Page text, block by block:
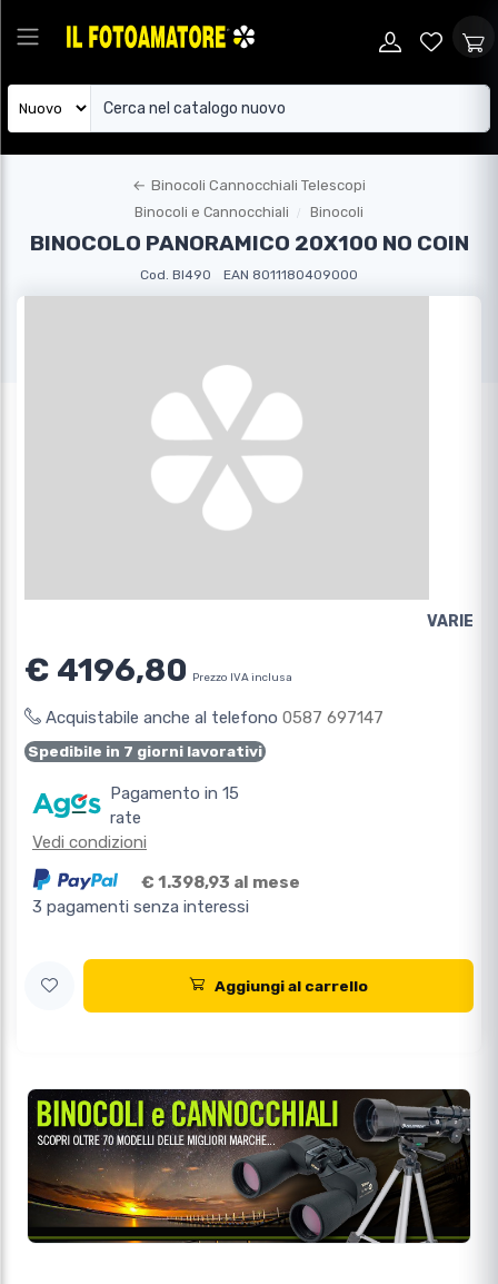
← Binocoli Cannocchiali Telescopi
Binocoli e Cannocchiali
Binocoli
BINOCOLO PANORAMICO 20X100 NO COIN
Cod. BI490 EAN 8011180409000
VARIE
€ 4196,80 Prezzo IVA inclusa
Acquistabile anche al telefono 0587 697147
Spedibile in 7 giorni lavorativi
Pagamento in 15
rate
Vedi condizioni
€ 1.398,93 al mese
3 pagamenti senza interessi
Aggiungi al carrello